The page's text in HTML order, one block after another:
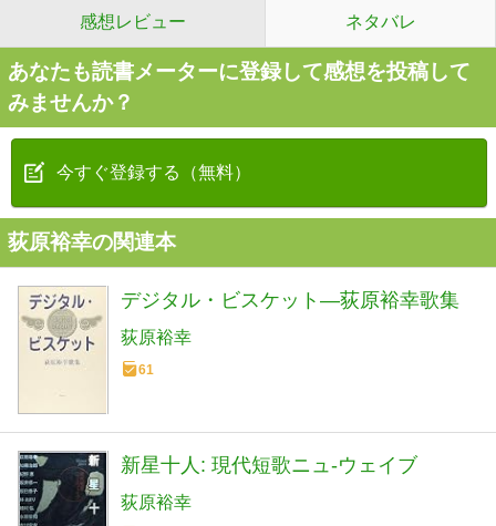
感想レビュー ネタバレ
あなたも読書メーターに登録して感想を投稿して
みませんか？
今すぐ登録する（無料）
荻原裕幸の関連本
デジタル・ビスケット―荻原裕幸歌集
荻原裕幸
61
新星十人: 現代短歌ニュ-ウェイブ
荻原裕幸